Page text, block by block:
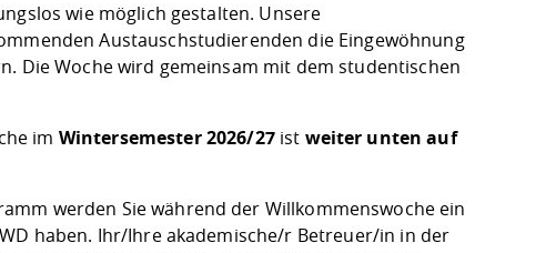
wie möglich gestalten. Unsere
Austauschstudierenden die Eingewöhnung
Die Woche wird gemeinsam mit dem studentischen
im Wintersemester 2026/27ist weiter unten auf
werden Sie während der Willkommenswoche ein
haben. Ihr/Ihre akademische/r Betreuer/in in der